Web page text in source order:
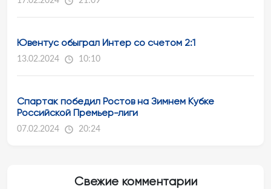
Ювентус обыграл Интер со счетом 2:1
13.02.2024 10:10
Спартак победил Ростов на Зимнем Кубке
Российской Премьер-лиги
07.02.2024 20:24
Свежие комментарии